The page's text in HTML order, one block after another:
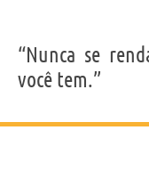
“Nunca se
você tem.”